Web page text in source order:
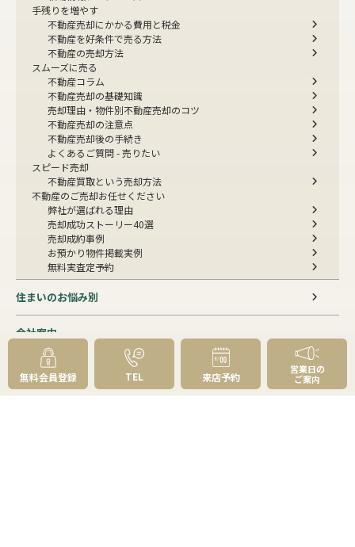
手残りを増やす
不動産売却にかかる費用と税金
不動産を好条件で売る方法
不動産の売却方法
スムーズに売る
不動産コラム
不動産売却の基礎知識
売却理由・物件別不動産売却のコツ
不動産売却の注意点
不動産売却後の手続き
よくあるご質問 - 売りたい
スピード売却
不動産買取という売却方法
不動産のご売却お任せください
弊社が選ばれる理由
売却成功ストーリー40選
売却成約事例
お預かり物件掲載実例
無料実査定予約
住まいのお悩み別
会社案内
会社案内TOP
私たちについて
アクセス
無料会員登録 TEL 来店予約
営業日の
ご案内